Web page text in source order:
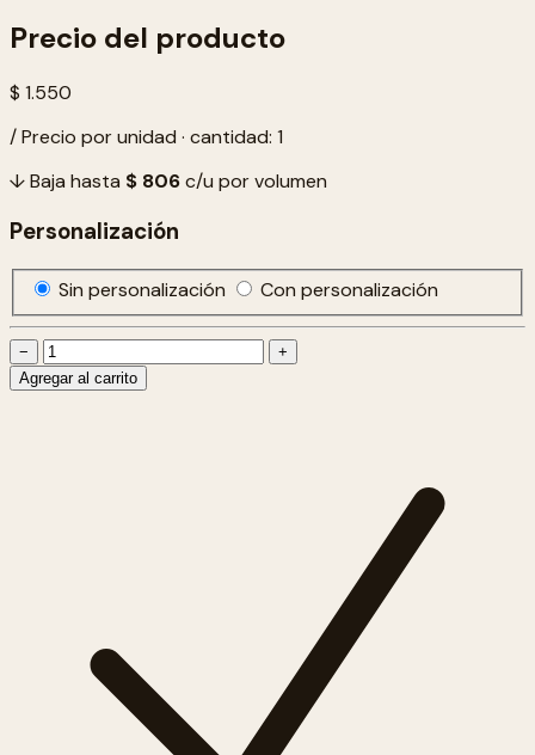
Precio del producto
$ 1.550
/ Precio por unidad · cantidad: 1
↓ Baja hasta $ 806c/u por volumen
Personalización
Sin personalización Con personalización
−
+
Agregar al carrito